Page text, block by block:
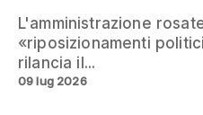
L'amministrazione
«riposizionamenti
rilancia il...
09 lug 2026